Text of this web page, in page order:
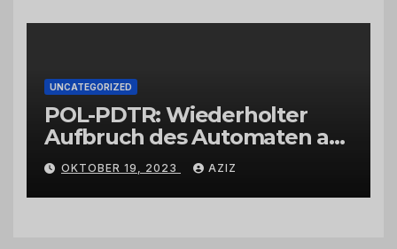
UNCATEGORIZED
POL-PDTR: Wiederholter
Aufbruch des Automaten am
Wohnmobilstellplatz in
Hermeskeil am Labachweg
OKTOBER 19, 2023 AZIZ